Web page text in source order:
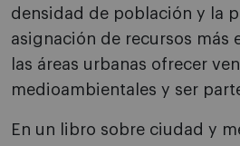
densidad de población y la
asignación de recursos más
las áreas urbanas ofrecer
medioambientales y ser
En un libro sobre ciudad y